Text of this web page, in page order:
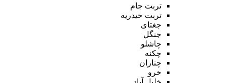
تربت جام
تربت حیدریه
جغتای
جنگل
چاشلو
چکنه
چناران
خرو